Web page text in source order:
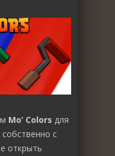
Mo’ Colors для
с
открыть